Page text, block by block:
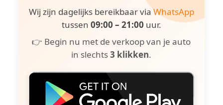
Wij zijn dagelijks bereikbaar viaWhatsApp
tussen 09:00 – 21:00 uur.
👉 Begin nu met de verkoop van je auto
in slechts3 klikken.